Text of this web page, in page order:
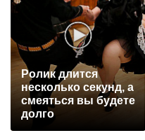
Ролик длится
несколько секунд, а
смеяться вы будете
долго